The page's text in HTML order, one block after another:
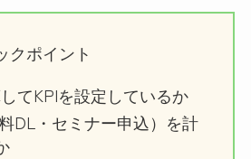
クポイント
てKPIを設定しているか
DL・セミナー申込）を計